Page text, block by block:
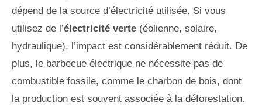
dépend de la source d’électricité utilisée. Si vous
utilisez de l’électricité verte (éolienne, solaire,
hydraulique), l’impact est considérablement réduit. De
plus, le barbecue électrique ne nécessite pas de
combustible fossile, comme le charbon de bois, dont
la production est souvent associée à la déforestation.